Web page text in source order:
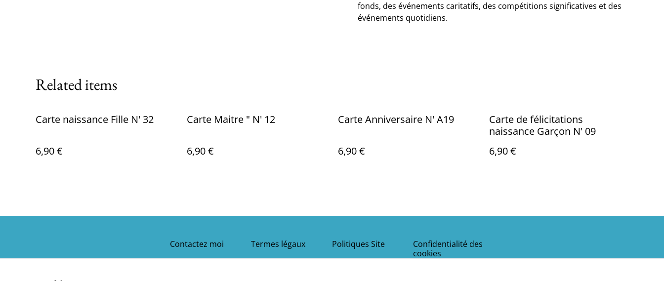
fonds, des événements caritatifs, des compétitions significatives et des
événements quotidiens.
Related items
Carte naissance Fille N' 32
6,90 €
Carte Maitre " N' 12
6,90 €
Carte Anniversaire N' A19
6,90 €
Carte de félicitations
naissance Garçon N' 09
6,90 €
Contactez moi Termes légaux Politiques Site
Confidentialité des
cookies